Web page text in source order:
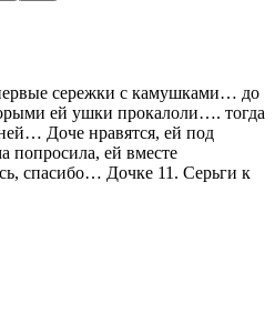
сережки с камушками… до
ей ушки прокалоли…. тогда
Доче нравятся, ей под
попросила, ей вместе
спасибо… Дочке 11. Серьги к